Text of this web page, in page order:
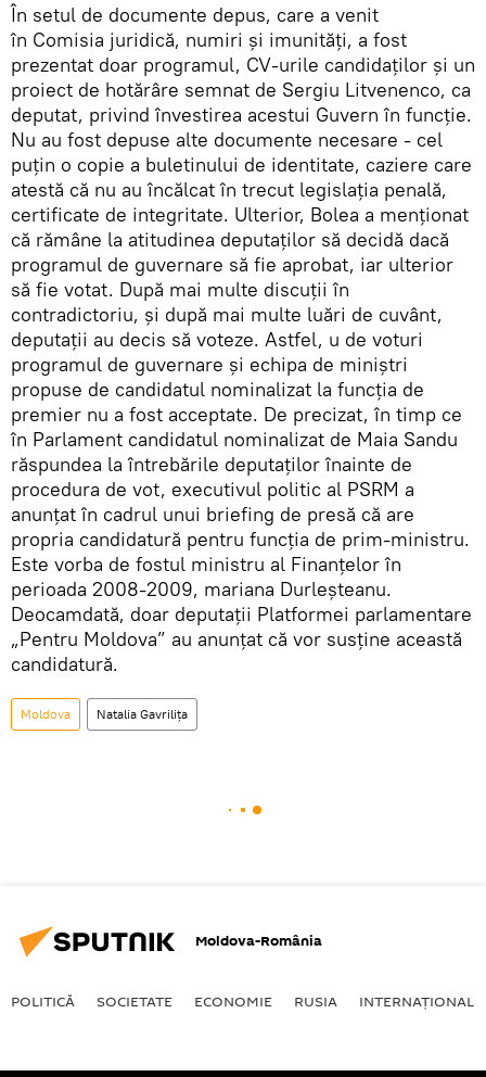
În setul de documente depus, care a venit
în Comisia juridică, numiri și imunități, a fost
prezentat doar programul, CV-urile candidaților și un
proiect de hotărâre semnat de Sergiu Litvenenco, ca
deputat, privind învestirea acestui Guvern în funcție.
Nu au fost depuse alte documente necesare - cel
puțin o copie a buletinului de identitate, caziere care
atestă că nu au încălcat în trecut legislația penală,
certificate de integritate. Ulterior, Bolea a menționat
că rămâne la atitudinea deputaților să decidă dacă
programul de guvernare să fie aprobat, iar ulterior
să fie votat. După mai multe discuții în
contradictoriu, și după mai multe luări de cuvânt,
deputații au decis să voteze. Astfel, u de voturi
programul de guvernare și echipa de miniștri
propuse de candidatul nominalizat la funcția de
premier nu a fost acceptate. De precizat, în timp ce
în Parlament candidatul nominalizat de Maia Sandu
răspundea la întrebările deputaților înainte de
procedura de vot, executivul politic al PSRM a
anunțat în cadrul unui briefing de presă că are
propria candidatură pentru funcția de prim-ministru.
Este vorba de fostul ministru al Finanțelor în
perioada 2008-2009, mariana Durleșteanu.
Deocamdată, doar deputații Platformei parlamentare
„Pentru Moldova” au anunțat că vor susține această
candidatură.
Moldova Natalia Gavrilița
Moldova-România
POLITICĂ SOCIETATE ECONOMIE RUSIA INTERNAŢIONAL